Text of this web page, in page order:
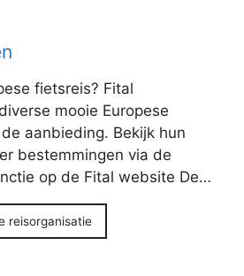
fietsreis? Fital
mooie Europese
aanbieding. Bekijk hun
bestemmingen via de
op de Fital website De…
reisorganisatie